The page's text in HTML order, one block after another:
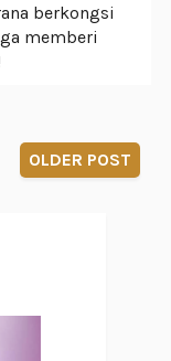
berkongsi
memberi
OLDER POST